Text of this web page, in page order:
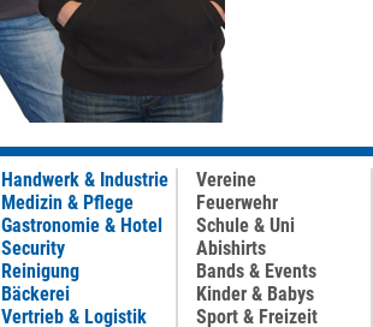
Handwerk & Industrie
Medizin & Pflege
Gastronomie & Hotel
Security
Reinigung
Bäckerei
Vertrieb & Logistik
Vereine
Feuerwehr
Schule & Uni
Abishirts
Bands & Events
Kinder & Babys
Sport & Freizeit